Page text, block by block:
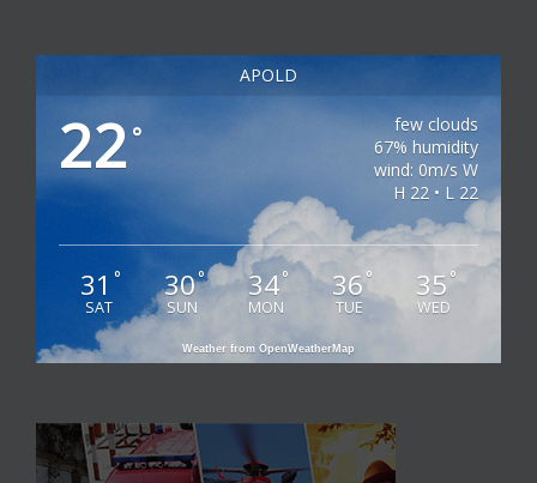
APOLD
22 °
few clouds
67% humidity
wind: 0m/s W
H 22 • L 22
31 °
SAT
30°
SUN
34°
MON
36 °
TUE
35 °
WED
Weather from OpenWeatherMap